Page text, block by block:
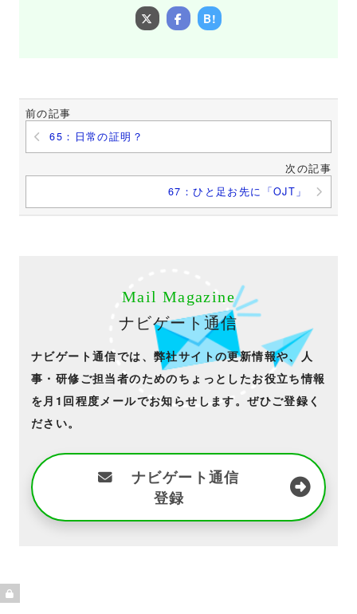
B!
前の記事
65：日常の証明？
次の記事
67：ひと足お先に「OJT」
Mail Magazine
ナビゲート通信
ナビゲート通信では、弊社サイトの更新情報や、人
事・研修ご担当者のためのちょっとしたお役立ち情報
を月1回程度メールでお知らせします。ぜひご登録く
ださい。
ナビゲート通信
登録